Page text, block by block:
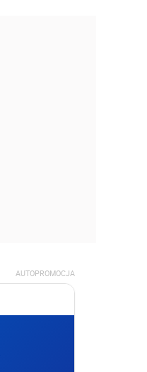
AUTOPROMOCJA